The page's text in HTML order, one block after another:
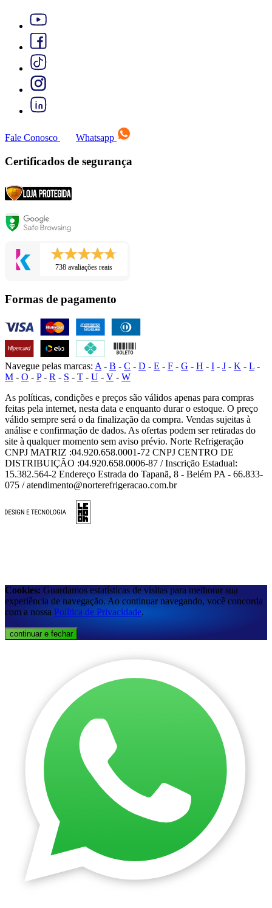
Fale Conosco Whatsapp
Certificados de segurança
738 avaliações reais
Formas de pagamento
Navegue pelas marcas: A - B - C - D - E - F - G - H - I - J - K - L -
M - O - P- R - S - T - U - V - W
As políticas, condições e preços são válidos apenas para compras
feitas pela internet, nesta data e enquanto durar o estoque. O preço
válido sempre será o da finalização da compra. Vendas sujeitas à
análise e confirmação de dados. As ofertas podem ser retiradas do
site à qualquer momento sem aviso prévio. Norte Refrigeração
CNPJ MATRIZ :04.920.658.0001-72 CNPJ CENTRO DE
DISTRIBUIÇÃO :04.920.658.0006-87 / Inscrição Estadual:
15.382.564-2 Endereço Estrada do Tapanã, 8 - Belém PA - 66.833-
075 / atendimento@norterefrigeracao.com.br
Cookies: Guardamos estatísticas de visitas para melhorar sua
experiência de navegação. Ao continuar navegando, você concorda
com a nossa Política de Privacidade.
continuar e fechar